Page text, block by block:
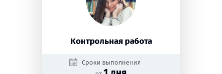
Контрольная работа
Сроки выполнения